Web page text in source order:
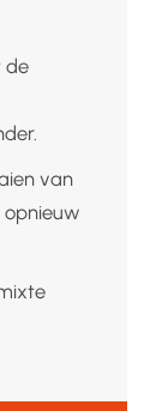
de
van